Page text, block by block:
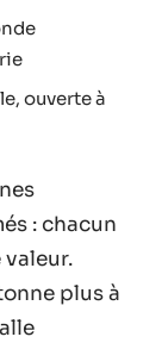
ouverte à
: chacun
plus à